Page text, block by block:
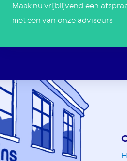
Maak nu vrijblijvend een
met een van onze adviseurs